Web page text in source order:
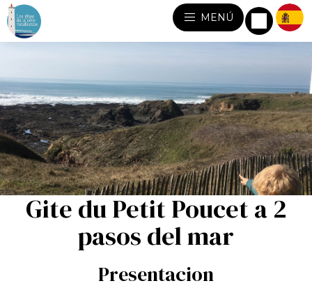
MENÚ
Gite du Petit Poucet a 2
pasos del mar
Presentacion